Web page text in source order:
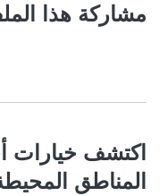
مشاركة هذا
اكتشف خيارات
المناطق